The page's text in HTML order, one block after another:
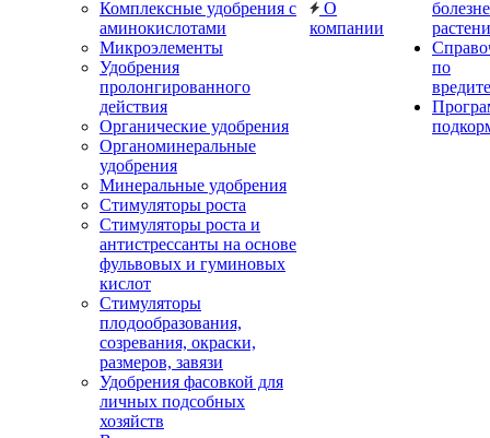
Комплексные удобрения с
аминокислотами
Микроэлементы
Удобрения
пролонгированного
действия
Органические удобрения
Органоминеральные
удобрения
Минеральные удобрения
Стимуляторы роста
Стимуляторы роста и
антистрессанты на основе
фульвовых и гуминовых
кислот
Стимуляторы
плодообразования,
созревания, окраски,
размеров, завязи
Удобрения фасовкой для
личных подсобных
хозяйств
О
компании
по